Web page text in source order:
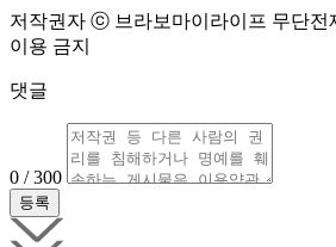
저작권자 ⓒ 브라보마이라이프 무단전
이용 금지
댓글
0 / 300